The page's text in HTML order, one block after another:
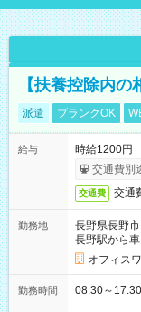
【扶養控除内
派遣 ブランクOK
給与
時給1200円
交通費別
交通費 交通
勤務地
長野県長野市
長野駅から
オフィス
勤務時間 08:30～17:30